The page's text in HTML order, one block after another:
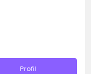
Profil